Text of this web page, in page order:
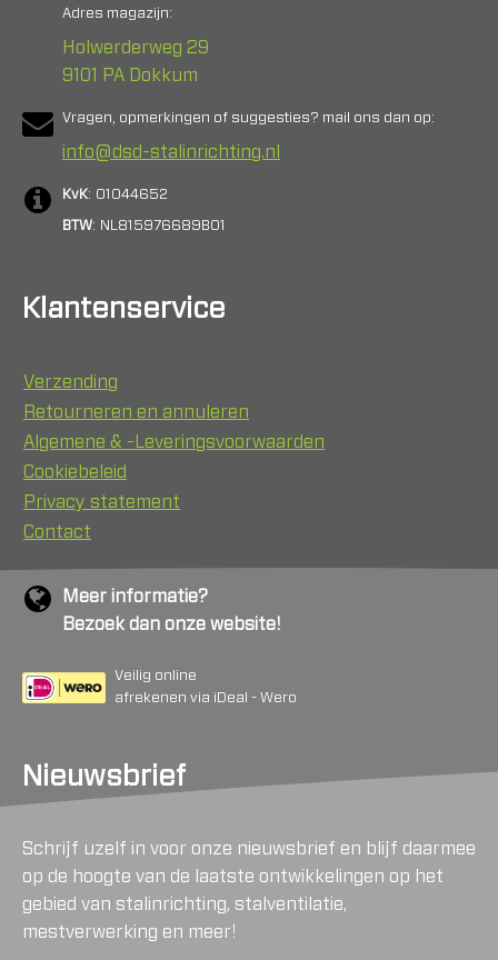
Adres magazijn:
Holwerderweg 29
9101 PA Dokkum
Vragen, opmerkingen of suggesties? mail ons dan op:
info@dsd-stalinrichting.nl
KvK: 01044652
BTW: NL815976689B01
Klantenservice
Verzending
Retourneren en annuleren
Algemene & -Leveringsvoorwaarden
Cookiebeleid
Privacy statement
Contact
Meer informatie?
Bezoek dan onze website!
Veilig online
afrekenen via iDeal - Wero
Nieuwsbrief
Schrijf uzelf in voor onze nieuwsbrief en blijf daarmee
op de hoogte van de laatste ontwikkelingen op het
gebied van stalinrichting, stalventilatie,
mestverwerking en meer!